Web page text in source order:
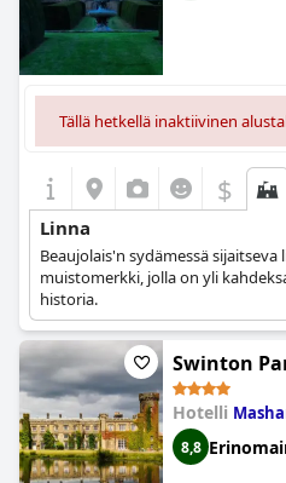
Tällä hetkellä inaktiivinen
$
Linna
Beaujolais'n sydämessä
muistomerkki, jolla on yli
historia.
Swinton
Hotelli
8,8